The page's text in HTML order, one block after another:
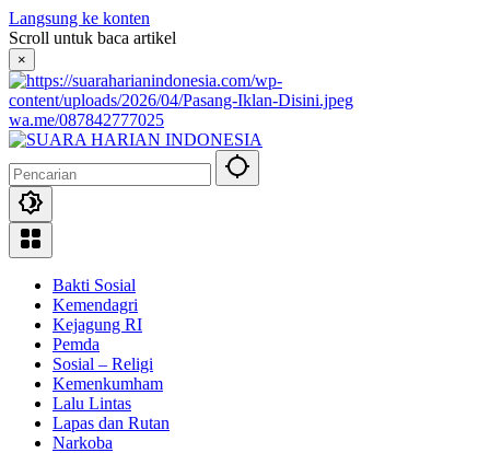
Langsung ke konten
Scroll untuk baca artikel
×
wa.me/087842777025
Bakti Sosial
Kemendagri
Kejagung RI
Pemda
Sosial – Religi
Kemenkumham
Lalu Lintas
Lapas dan Rutan
Narkoba